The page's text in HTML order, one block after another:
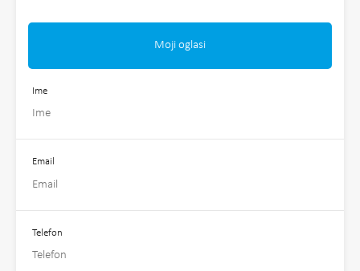
Moji oglasi
Ime
Email
Telefon